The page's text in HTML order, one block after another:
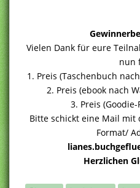
Vielen Dank für eure
nun
1. Preis (Taschenbuch
2. Preis (ebook nach
3. Preis
Bitte schickt eine Mail mit
Format/
Herzlichen